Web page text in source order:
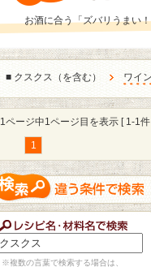
お酒に合う「ズバリうまい
■ クスクス（を含む） ワイン
1ページ中1ページ目を表示 [ 1-1
1
※複数の言葉で検索する場合は、